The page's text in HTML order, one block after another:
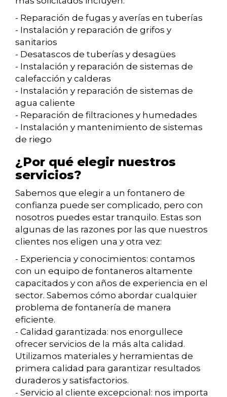
- Reparación de fugas y averías en tuberías
- Instalación y reparación de grifos y
sanitarios
- Desatascos de tuberías y desagües
- Instalación y reparación de sistemas de
calefacción y calderas
- Instalación y reparación de sistemas de
agua caliente
- Reparación de filtraciones y humedades
- Instalación y mantenimiento de sistemas
de riego
¿Por qué elegir nuestros
servicios?
Sabemos que elegir a un fontanero de
confianza puede ser complicado, pero con
nosotros puedes estar tranquilo. Estas son
algunas de las razones por las que nuestros
clientes nos eligen una y otra vez:
- Experiencia y conocimientos: contamos
con un equipo de fontaneros altamente
capacitados y con años de experiencia en el
sector. Sabemos cómo abordar cualquier
problema de fontanería de manera
eficiente.
- Calidad garantizada: nos enorgullece
ofrecer servicios de la más alta calidad.
Utilizamos materiales y herramientas de
primera calidad para garantizar resultados
duraderos y satisfactorios.
- Servicio al cliente excepcional: nos importa